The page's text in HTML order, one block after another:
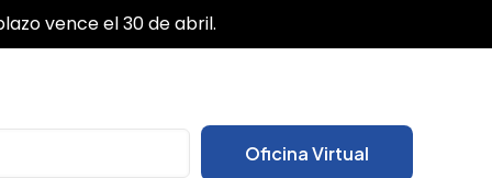
vence el 30 de abril.
Oficina Virtual